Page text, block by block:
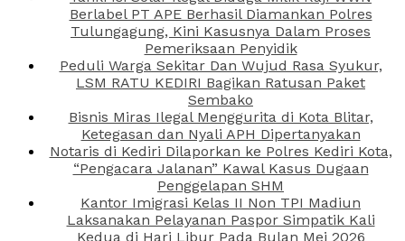
Berlabel PT APE Berhasil Diamankan Polres
Tulungagung, Kini Kasusnya Dalam Proses
Pemeriksaan Penyidik
Peduli Warga Sekitar Dan Wujud Rasa Syukur,
LSM RATU KEDIRI Bagikan Ratusan Paket
Sembako
Bisnis Miras Ilegal Menggurita di Kota Blitar,
Ketegasan dan Nyali APH Dipertanyakan
Notaris di Kediri Dilaporkan ke Polres Kediri Kota,
“Pengacara Jalanan” Kawal Kasus Dugaan
Penggelapan SHM
Kantor Imigrasi Kelas II Non TPI Madiun
Laksanakan Pelayanan Paspor Simpatik Kali
Kedua di Hari Libur Pada Bulan Mei 2026